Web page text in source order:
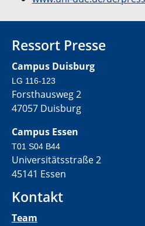
Ressort Presse
Campus Duisburg
LG 116-123
Forsthausweg 2
47057 Duisburg
Campus Essen
T01 S04 B44
Universitätsstraße 2
45141 Essen
Kontakt
Team